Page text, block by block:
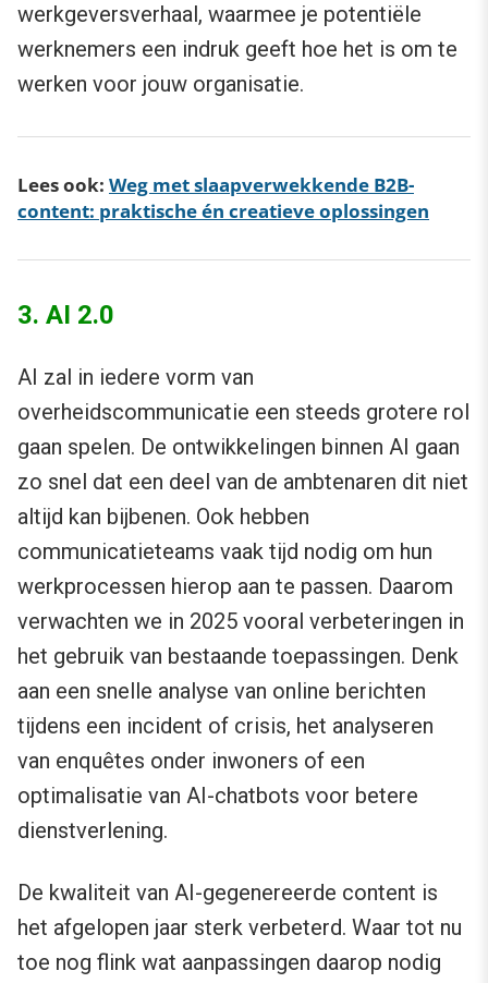
werkgeversverhaal, waarmee je potentiële
werknemers een indruk geeft hoe het is om te
werken voor jouw organisatie.
Lees ook: Weg met slaapverwekkende B2B-
content: praktische én creatieve oplossingen
3. AI 2.0
AI zal in iedere vorm van
overheidscommunicatie een steeds grotere rol
gaan spelen. De ontwikkelingen binnen AI gaan
zo snel dat een deel van de ambtenaren dit niet
altijd kan bijbenen. Ook hebben
communicatieteams vaak tijd nodig om hun
werkprocessen hierop aan te passen. Daarom
verwachten we in 2025 vooral verbeteringen in
het gebruik van bestaande toepassingen. Denk
aan een snelle analyse van online berichten
tijdens een incident of crisis, het analyseren
van enquêtes onder inwoners of een
optimalisatie van AI-chatbots voor betere
dienstverlening.
De kwaliteit van AI-gegenereerde content is
het afgelopen jaar sterk verbeterd. Waar tot nu
toe nog flink wat aanpassingen daarop nodig